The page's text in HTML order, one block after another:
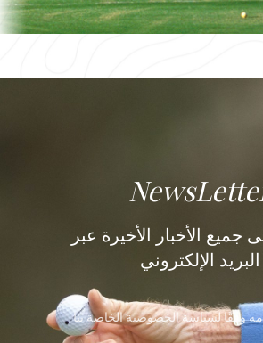
الأخبار الأخيرة عبر
البريد الإلكتروني
وفقًا لسياسة الخصوصية الخاصة بنا